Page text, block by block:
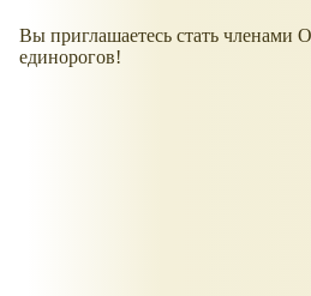
Вы приглашаетесь стать членами
единорогов!